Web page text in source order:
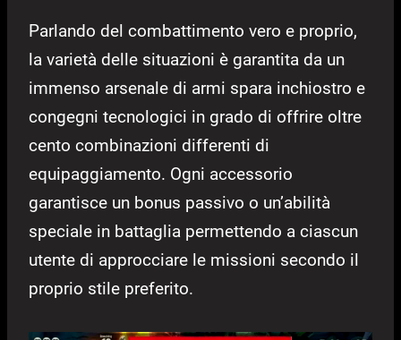
Parlando del combattimento vero e proprio,
la varietà delle situazioni è garantita da un
immenso arsenale di armi spara inchiostro e
congegni tecnologici in grado di offrire oltre
cento combinazioni differenti di
equipaggiamento. Ogni accessorio
garantisce un bonus passivo o un’abilità
speciale in battaglia permettendo a ciascun
utente di approcciare le missioni secondo il
proprio stile preferito.